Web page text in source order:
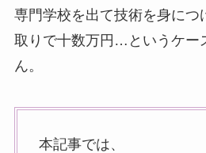
専門学校を出て技術を身につ
取りで十数万円…というケー
ん。
本記事では、